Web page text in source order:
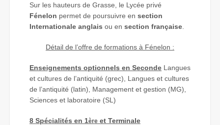
Sur les hauteurs de Grasse, le Lycée privé
Fénelon permet de poursuivre en section
Internationale anglais ou en section française
Détail de l’offre de formations à Fénelon :
Enseignements optionnels en Seconde Langues
et cultures de l’antiquité (grec), Langues et cultures
de l’antiquité (latin), Management et gestion (MG),
Sciences et laboratoire (SL)
8 Spécialités en 1ère et Terminale